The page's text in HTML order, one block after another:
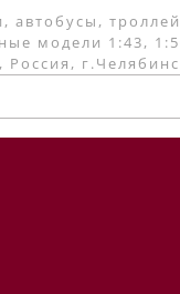
автобусы,
модели 1:43,